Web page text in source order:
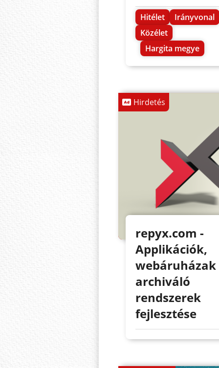
Hitélet
Irányvonal
Közélet
Hargita megye
Hirdetés
repyx.com -
Applikációk,
webáruházak
archiváló
rendszerek
fejlesztése